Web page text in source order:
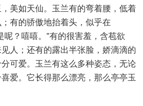
美如天仙。玉兰有的弯着腰，低着
有的骄傲地抬着头，似乎在
呢？嘻嘻。”有的很害羞，含苞欲
人；还有的露出半张脸，娇滴滴的
可爱。玉兰有这么多种姿态，无论
爱。它长得那么漂亮，那么亭亭玉